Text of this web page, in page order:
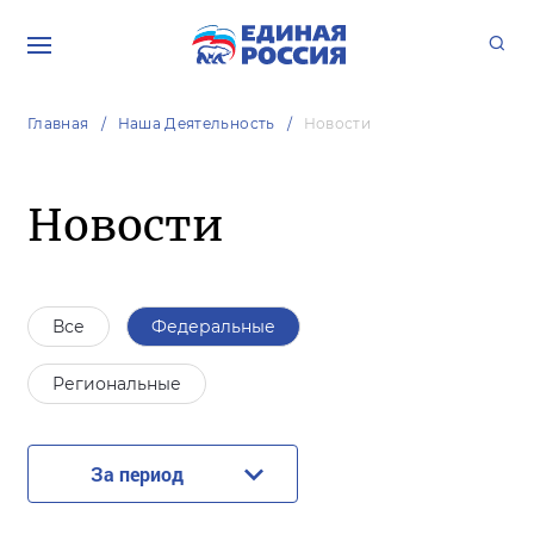
Главная Наша Деятельность Новости
Новости
Все Федеральные
Региональные
За период